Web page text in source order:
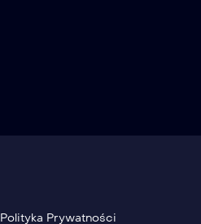
Polityka Prywatności